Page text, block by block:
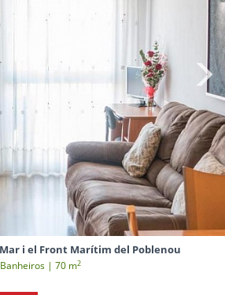
i el Front Marítim del Poblenou
| 70 m2